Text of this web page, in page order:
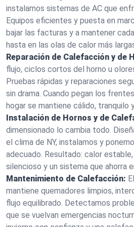
instalamos sistemas de AC que
Equipos eficientes y puesta en
bajar las facturas y a mantener
hasta en las olas de calor más
Reparación de Calefacción y de
flujo, ciclos cortos del horno u
Pruebas rápidas y reparaciones
sin drama. Cuando pegan los
hogar se mantiene cálido, tranquilo
Instalación de Hornos y de
dimensionado lo cambia todo.
el clima de NY, instalamos y
adecuado. Resultado: calor
silencioso y un sistema que ahorra
Mantenimiento de Calefacción:
mantiene quemadores limpios,
flujo equilibrado. Detectamos
que se vuelvan emergencias